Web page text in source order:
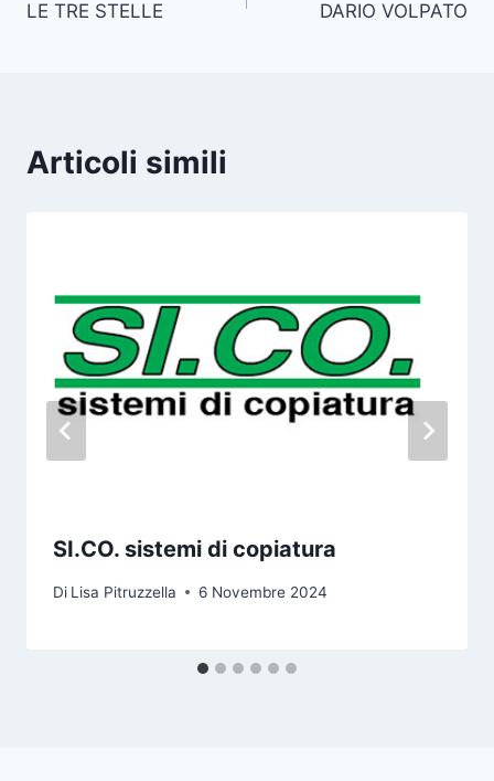
articoli
LE TRE STELLE DARIO VOLPATO
Articoli simili
SI.CO. sistemi di copiatura
Di Lisa Pitruzzella 6 Novembre 2024